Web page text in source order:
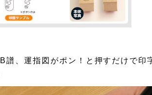
、運指図がポン！と押すだけで印